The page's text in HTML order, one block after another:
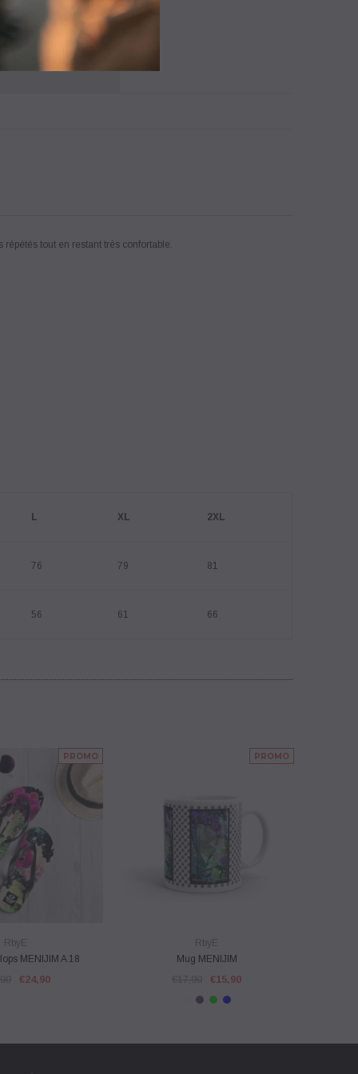
D'ENVIES
tout en restant très confortable.
L XL 2XL
76 79 81
56 61 66
PROMO
RAPIDE
RbyE
MENIJIM A 18
€24,90
PROMO
RbyE
Mug MENIJIM
€15,90